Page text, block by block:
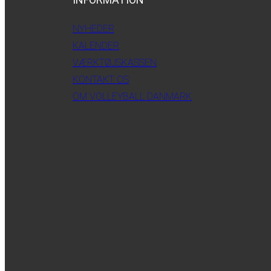
NYHEDER
KALENDER
VÆRKTØJSKASSEN
KONTAKT OS
OM VOLLEYBALL DANMARK